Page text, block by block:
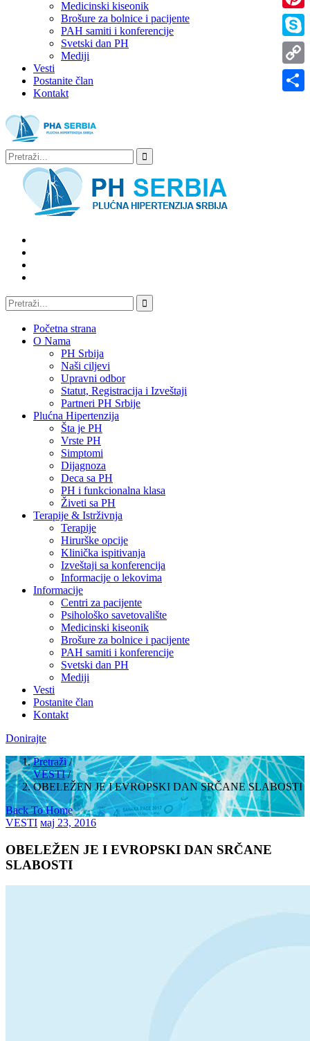
Medicinski kiseonik
Brošure za bolnice i pacijente
PAH samiti i konferencije
Svetski dan PH
Mediji
Vesti
Postanite član
Kontakt
Početna strana
O Nama
PH Srbija
Naši ciljevi
Upravni odbor
Statut, Registracija i Izveštaji
Partneri PH Srbije
Plućna Hipertenzija
Šta je PH
Vrste PH
Simptomi
Dijagnoza
Deca sa PH
PH i funkcionalna klasa
Živeti sa PH
Terapije & Istrživnja
Terapije
Hirurške opcije
Klinička ispitivanja
Izveštaji sa konferencija
Informacije o lekovima
Informacije
Centri za pacijente
Psihološko savetovalište
Medicinski kiseonik
Brošure za bolnice i pacijente
PAH samiti i konferencije
Svetski dan PH
Mediji
Vesti
Postanite član
Kontakt
Donirajte
Pretraži/
VESTI/
OBELEŽEN JE I EVROPSKI DAN SRČANE SLABOSTI
Back To Home
VESTI мај 23, 2016
OBELEŽEN JE I EVROPSKI DAN SRČANE
SLABOSTI
Skype
Copy